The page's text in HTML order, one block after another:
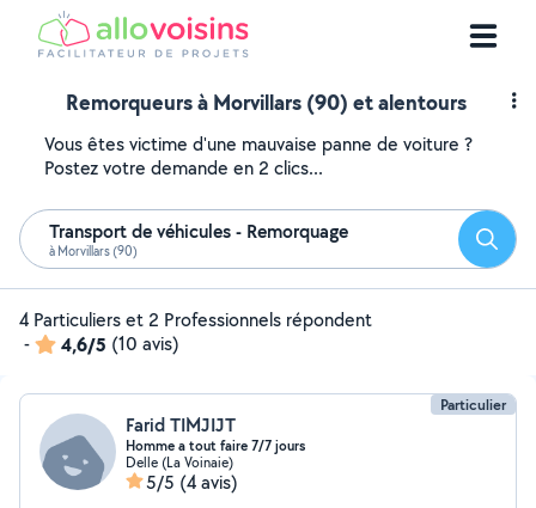
Remorqueurs à Morvillars (90) et alentours
Vous êtes victime d'une mauvaise panne de voiture ?
Postez votre demande en 2 clics...
Transport de véhicules - Remorquage
à Morvillars (90)
4 Particuliers et 2 Professionnels répondent
-
4,6/5 (10 avis)
Particulier
Farid TIMJIJT
Homme a tout faire 7/7 jours
Delle (La Voinaie)
5/5 (4 avis)